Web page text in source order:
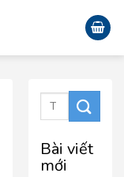
Bài viết
mới